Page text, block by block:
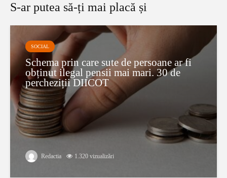
S-ar putea să-ți mai placă și
SOCIAL
Schema prin care sute de persoane ar fi
obținut ilegal pensii mai mari. 30 de
percheziții DIICOT
Redactia 1.320 vizualizări